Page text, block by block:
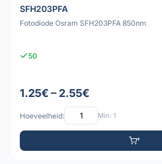
SFH203PFA
Fotodiode Osram SFH203PFA 850nm
50
1.25€ – 2.55€
Hoeveelheid: Min: 1